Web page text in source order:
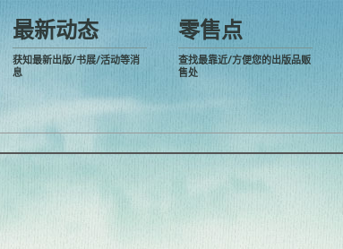
最新动态
获知最新出版/书展/活动等消
息
零售点
查找最靠近/方便您的出版品贩
售处